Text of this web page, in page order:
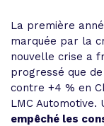
La première
marquée par la
nouvelle crise a
progressé que
contre +4 % en
LMC Automotive.
empêché les